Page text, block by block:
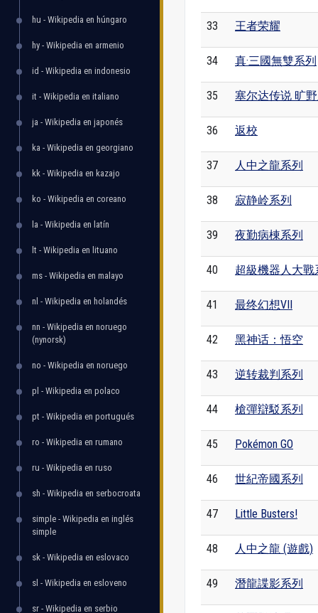
hu - Wikipedia en húngaro
hy - Wikipedia en armenio
id - Wikipedia en indonesio
it - Wikipedia en italiano
ja - Wikipedia en japonés
ka - Wikipedia en georgiano
kk - Wikipedia en kazajo
ko - Wikipedia en coreano
la - Wikipedia en latín
lt - Wikipedia en lituano
ms - Wikipedia en malayo
nl - Wikipedia en holandés
nn - Wikipedia en noruego
(nynorsk)
no - Wikipedia en noruego
pl - Wikipedia en polaco
pt - Wikipedia en portugués
ro - Wikipedia en rumano
ru - Wikipedia en ruso
sh - Wikipedia en serbocroata
simple - Wikipedia en inglés
simple
sk - Wikipedia en eslovaco
sl - Wikipedia en esloveno
sr - Wikipedia en serbio
33 王者荣耀
34 真·三國無雙系列
35 塞尔达传说 旷
36 返校
37 人中之龍系列
38 寂静岭系列
39 夜勤病棟系列
40 超級機器人大戰
41 最终幻想VII
42 黑神话：悟空
43 逆转裁判系列
44 槍彈辯駁系列
45 Pokémon GO
46 世紀帝國系列
47 Little Busters!
48 人中之龍 (遊戲)
49 潛龍諜影系列